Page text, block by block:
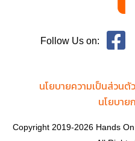
Follow Us on:
นโยบายความเป็นส่วนตัว
นโยบาย
Copyright 2019-2026 Hands